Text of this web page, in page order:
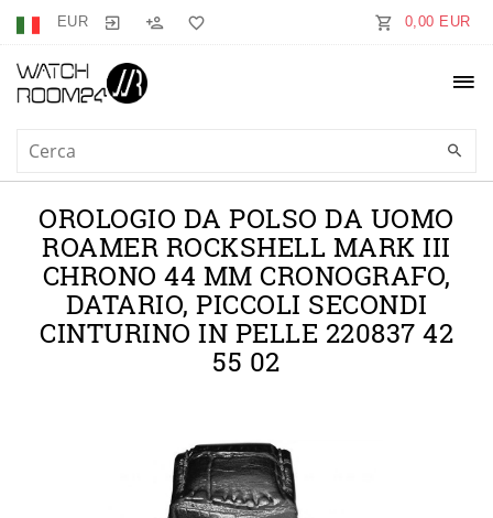
EUR 0,00 EUR
OROLOGIO DA POLSO DA UOMO
ROAMER ROCKSHELL MARK III
CHRONO 44 MM CRONOGRAFO,
DATARIO, PICCOLI SECONDI
CINTURINO IN PELLE 220837 42
55 02